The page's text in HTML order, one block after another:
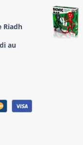
Riadh
au